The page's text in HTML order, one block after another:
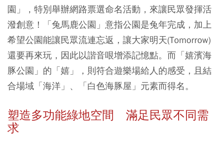
園」，特別舉辦網路票選命名活動，來讓民眾發揮活
潑創意！「兔馬鹿公園」意指公園是兔年完成，加上
希望公園能讓民眾流連忘返，讓大家明天(Tomorrow)
還要再來玩，因此以諧音哏增添記憶點。而「嬉濱海
豚公園」的「嬉」，則符合遊樂場給人的感受，且結
合場域「海洋」、「白色海豚屋」元素而得名。
塑造多功能綠地空間 滿足民眾不同需
求